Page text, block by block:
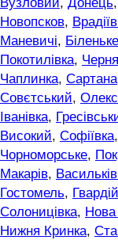
Вузловий , Донець,
Новопсков,
Маневичі, Біленьке
Покотилівка,
Чаплинка, Сартана
Совєтський,
Іванівка,
Високий, Софіївка,
Чорноморське,
Макарів,
Гостомель,
Солоницівка,
Нижня Кринка,